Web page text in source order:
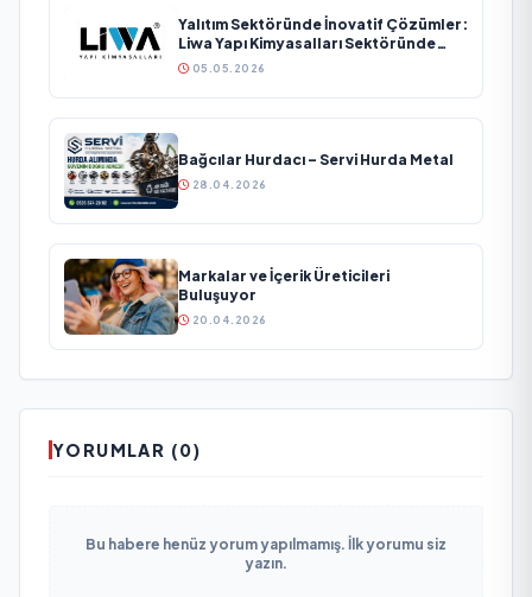
Yalıtım Sektöründe İnovatif Çözümler:
Liwa Yapı Kimyasalları Sektöründe
Büyümesini Sürdürüyor
05.05.2026
Bağcılar Hurdacı – Servi Hurda Metal
28.04.2026
Markalar ve İçerik Üreticileri
Buluşuyor
20.04.2026
YORUMLAR (0)
Bu habere henüz yorum yapılmamış. İlk yorumu siz
yazın.